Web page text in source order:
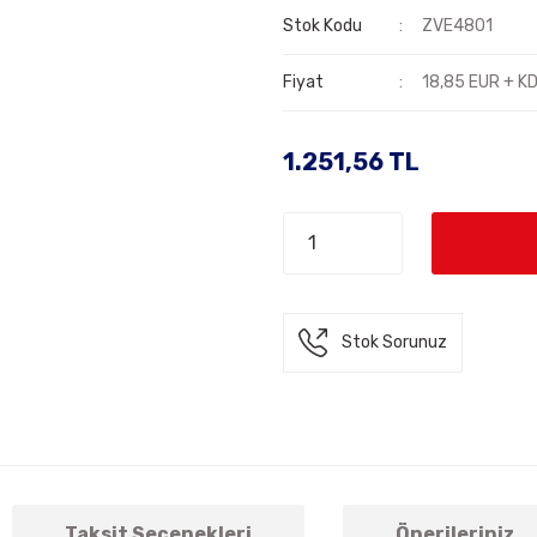
Stok Kodu ZVE4801
Fiyat 18,85 EUR +
1.251,56 TL
Stok Sorunuz